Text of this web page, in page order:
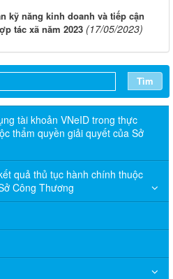
kỹ năng kinh doanh và tiếp cận
tác xã năm 2023 (17/05/2023)
Tìm
tài khoản VNeID trong thực
thẩm quyền giải quyết của Sở
quả thủ tục hành chính thuộc
Công Thương